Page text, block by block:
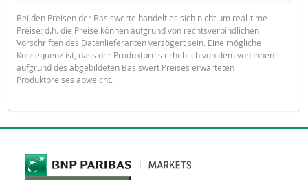
Bei den Preisen der Basiswerte handelt es sich nicht um real-time
Preise; d.h. die Preise können aufgrund von rechtsverbindlichen
Vorschriften des Datenlieferanten verzögert sein. Eine mögliche
Konsequenz ist, dass der Produktpreis erheblich von dem von Ihnen
aufgrund des abgebildeten Basiswert Preises erwarteten
Produktpreises abweicht.